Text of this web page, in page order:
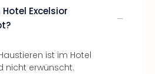
Excelsior
ist im Hotel
nicht erwünscht.